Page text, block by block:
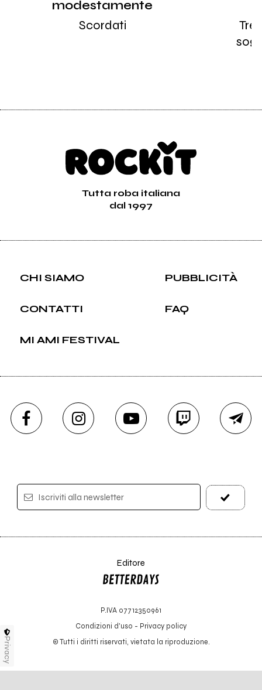
modestamente
Scordati
Tre
Tutta roba italiana
dal 1997
CHI SIAMO PUBBLICITÀ
CONTATTI FAQ
MI AMI FESTIVAL
Iscriviti alla newsletter
Editore
P.IVA 07712350961
Condizioni d'uso - Privacy policy
© Tutti i diritti riservati, vietata la riproduzione.
Privacy